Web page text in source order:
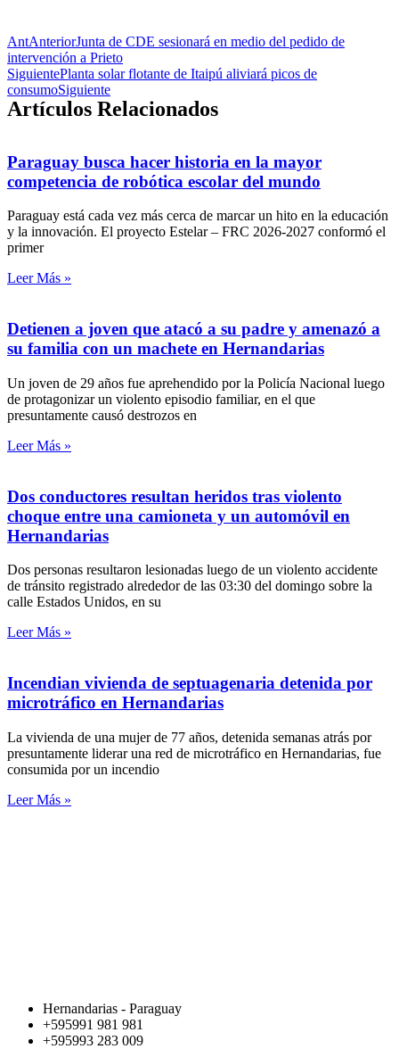
AntAnteriorJunta de CDE sesionará en medio del pedido de
intervención a Prieto
SiguientePlanta solar flotante de Itaipú aliviará picos de
consumoSiguiente
Artículos Relacionados
Paraguay busca hacer historia en la mayor
competencia de robótica escolar del mundo
Paraguay está cada vez más cerca de marcar un hito en la educación
y la innovación. El proyecto Estelar – FRC 2026-2027 conformó el
primer
Leer Más »
Detienen a joven que atacó a su padre y amenazó a
su familia con un machete en Hernandarias
Un joven de 29 años fue aprehendido por la Policía Nacional luego
de protagonizar un violento episodio familiar, en el que
presuntamente causó destrozos en
Leer Más »
Dos conductores resultan heridos tras violento
choque entre una camioneta y un automóvil en
Hernandarias
Dos personas resultaron lesionadas luego de un violento accidente
de tránsito registrado alrededor de las 03:30 del domingo sobre la
calle Estados Unidos, en su
Leer Más »
Incendian vivienda de septuagenaria detenida por
microtráfico en Hernandarias
La vivienda de una mujer de 77 años, detenida semanas atrás por
presuntamente liderar una red de microtráfico en Hernandarias, fue
consumida por un incendio
Leer Más »
Hernandarias - Paraguay
+595991 981 981
+595993 283 009